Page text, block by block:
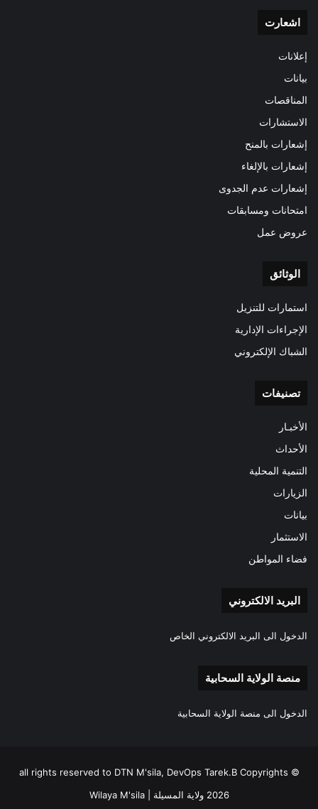
اشعارت
إعلانات
بيانات
المناقصات
الاستشارات
إشعارات بالمنح
إشعارات بالإلغاء
إشعارات عدم الجدوى
امتحانات ومسابقات
عروض عمل
الوثائق
استمارات للتنزيل
الإجراءات الإدارية
الشباك الإلكتروني
تصنيفات
الأخبـار
الأحداث
التنمية المحلية
الزيارات
بيانات
الاستثمار
فضاء المواطن
البريد الالكتروني
الدخول الى البريد الالكتروني الخاص
منصة الولاية السحابية
الدخول الى منصة الولاية السحابية
all rights reserved to DTN M'sila, DevOps Tarek.B Copyrights ©
2026 ولاية المسيلة | Wilaya M'sila